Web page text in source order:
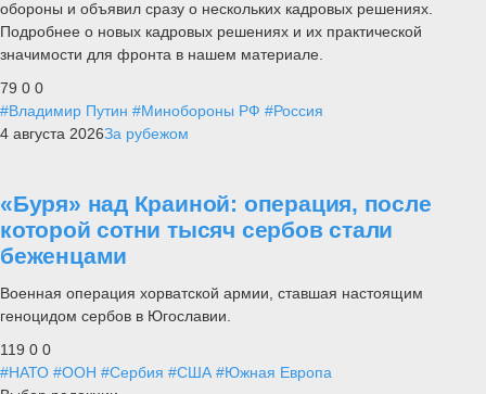
обороны и объявил сразу о нескольких кадровых решениях.
Подробнее о новых кадровых решениях и их практической
значимости для фронта в нашем материале.
79 0 0
#Владимир Путин #Минобороны РФ #Россия
4 августа 2026За рубежом
«Буря» над Краиной: операция, после
которой сотни тысяч сербов стали
беженцами
Военная операция хорватской армии, ставшая настоящим
геноцидом сербов в Югославии.
119 0 0
#НАТО #ООН #Сербия #США #Южная Европа